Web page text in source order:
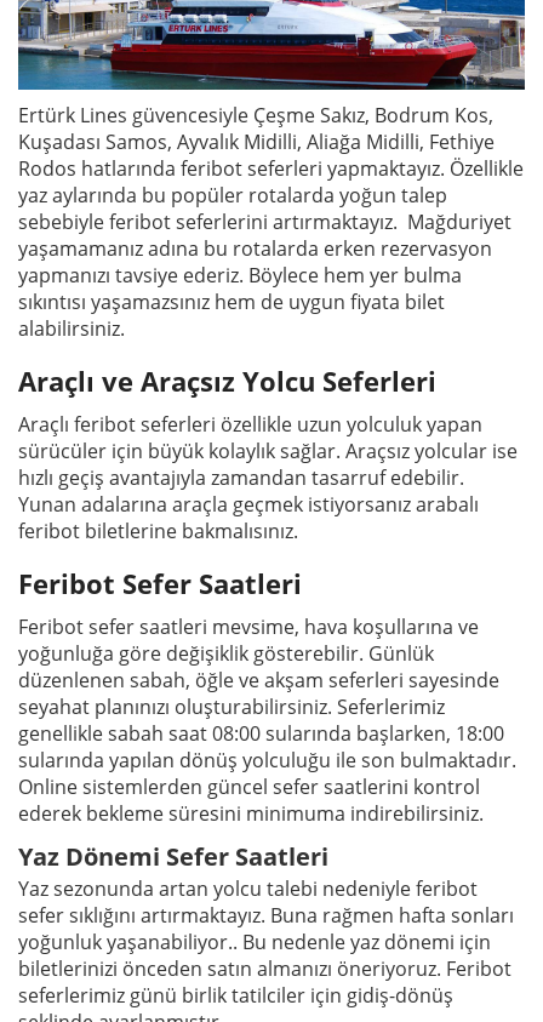
Ertürk Lines güvencesiyle Çeşme Sakız, Bodrum Kos,
Kuşadası Samos, Ayvalık Midilli, Aliağa Midilli, Fethiye
Rodos hatlarında feribot seferleri yapmaktayız. Özellikle
yaz aylarında bu popüler rotalarda yoğun talep
sebebiyle feribot seferlerini artırmaktayız. Mağduriyet
yaşamamanız adına bu rotalarda erken rezervasyon
yapmanızı tavsiye ederiz. Böylece hem yer bulma
sıkıntısı yaşamazsınız hem de uygun fiyata bilet
alabilirsiniz.
Araçlı ve Araçsız Yolcu Seferleri
Araçlı feribot seferleri özellikle uzun yolculuk yapan
sürücüler için büyük kolaylık sağlar. Araçsız yolcular ise
hızlı geçiş avantajıyla zamandan tasarruf edebilir.
Yunan adalarına araçla geçmek istiyorsanız arabalı
feribot biletlerine bakmalısınız.
Feribot Sefer Saatleri
Feribot sefer saatleri mevsime, hava koşullarına ve
yoğunluğa göre değişiklik gösterebilir. Günlük
düzenlenen sabah, öğle ve akşam seferleri sayesinde
seyahat planınızı oluşturabilirsiniz. Seferlerimiz
genellikle sabah saat 08:00 sularında başlarken, 18:00
sularında yapılan dönüş yolculuğu ile son bulmaktadır.
Online sistemlerden güncel sefer saatlerini kontrol
ederek bekleme süresini minimuma indirebilirsiniz.
Yaz Dönemi Sefer Saatleri
Yaz sezonunda artan yolcu talebi nedeniyle feribot
sefer sıklığını artırmaktayız. Buna rağmen hafta sonları
yoğunluk yaşanabiliyor.. Bu nedenle yaz dönemi için
biletlerinizi önceden satın almanızı öneriyoruz. Feribot
seferlerimiz günü birlik tatilciler için gidiş-dönüş